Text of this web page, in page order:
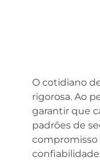
O cotidiano
rigorosa. Ao
garantir que
padrões de
compromisso